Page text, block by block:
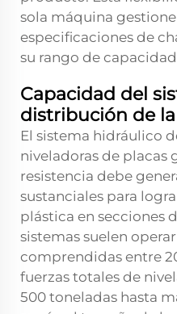
sola máquina
especificaciones de
su rango de
Capacidad del
distribución de
El sistema hidráulico
niveladoras de placas
resistencia debe
sustanciales para
plástica en secciones
sistemas suelen
comprendidas entre
fuerzas totales de
500 toneladas hasta